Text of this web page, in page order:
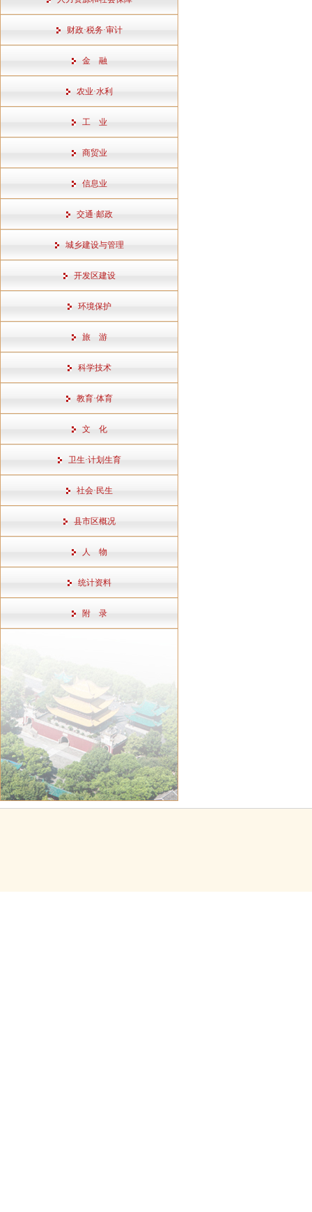
财政·税务·审计
金 融
农业·水利
工 业
商贸业
信息业
交通·邮政
城乡建设与管理
开发区建设
环境保护
旅 游
科学技术
教育·体育
文 化
卫生·计划生育
社会·民生
县市区概况
人 物
统计资料
附 录